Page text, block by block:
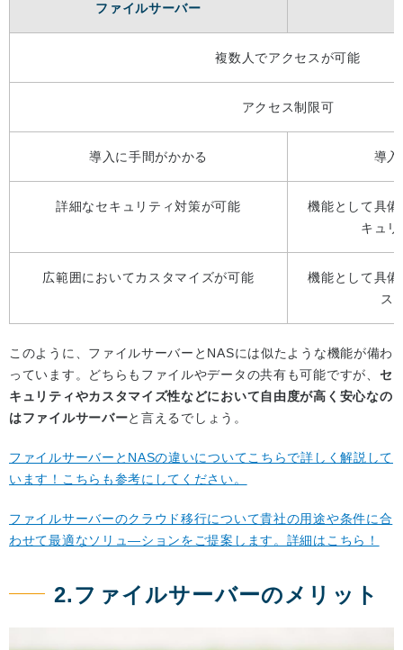
ファイルサーバー
複数人でアクセスが可能
アクセス制限可
導入に手間がかかる 導
詳細なセキュリティ対策が可能
機能として具
キュ
広範囲においてカスタマイズが可能
機能として具
ス
このように、ファイルサーバーとNASには似たような機能が備わ
っています。どちらもファイルやデータの共有も可能ですが、 セ
キュリティやカスタマイズ性などにおいて自由度が高く安心なの
はファイルサーバーと言えるでしょう。
ファイルサーバーとNASの違いについてこちらで詳しく解説して
います！こちらも参考にしてください。
ファイルサーバーのクラウド移行について貴社の用途や条件に合
わせて最適なソリュ―ションをご提案します。詳細はこちら！
2.ファイルサーバーのメリット